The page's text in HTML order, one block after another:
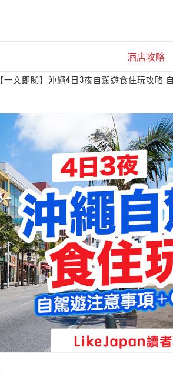
酒店攻略
【一文即睇】沖繩4日3夜自駕遊食住玩攻略